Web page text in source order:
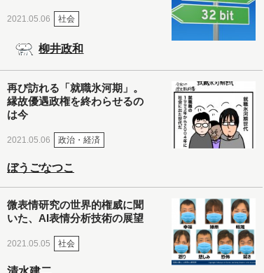
2021.05.06 社会
柳井政和
再び訪れる「就職氷河期」。
縁故優遇政権を終わらせるの
は今
2021.05.06 政治・経済
ぼうごなつこ
微表情研究の世界的権威に聞
いた、AI表情分析技術の展望
2021.05.05 社会